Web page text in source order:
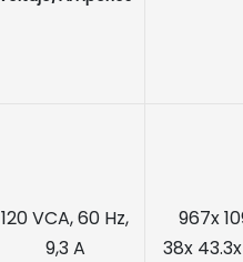
120 VCA, 60 Hz,
9,3 A
967x
38x